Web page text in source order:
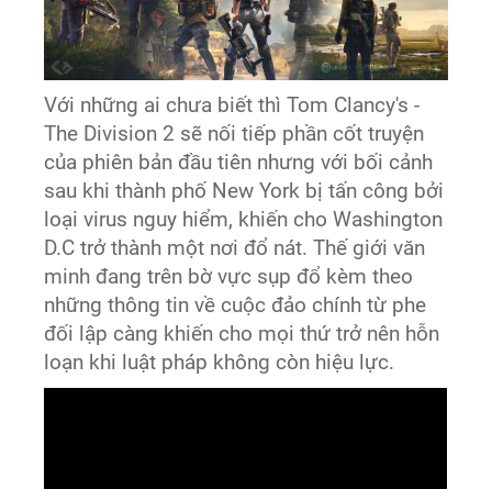
Với những ai chưa biết thì Tom Clancy's -
The Division 2 sẽ nối tiếp phần cốt truyện
của phiên bản đầu tiên nhưng với bối cảnh
sau khi thành phố New York bị tấn công bởi
loại virus nguy hiểm, khiến cho Washington
D.C trở thành một nơi đổ nát. Thế giới văn
minh đang trên bờ vực sụp đổ kèm theo
những thông tin về cuộc đảo chính từ phe
đối lập càng khiến cho mọi thứ trở nên hỗn
loạn khi luật pháp không còn hiệu lực.